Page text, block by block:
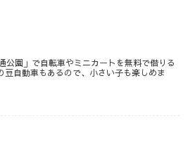
公園」で自転車やミニカートを無料で借りる
豆自動車もあるので、小さい子も楽しめま